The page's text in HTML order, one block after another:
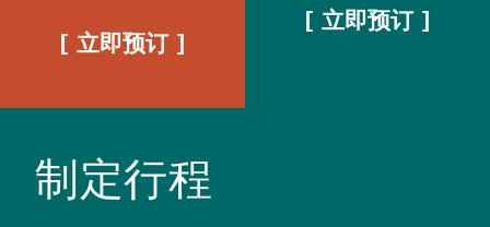
立即预订
立即预订
制定行程